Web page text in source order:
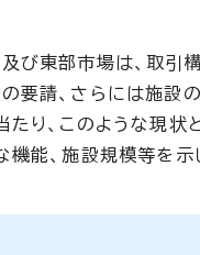
び東部市場は、取引
要請、さらには施設
たり、このような現
能、施設規模等を示